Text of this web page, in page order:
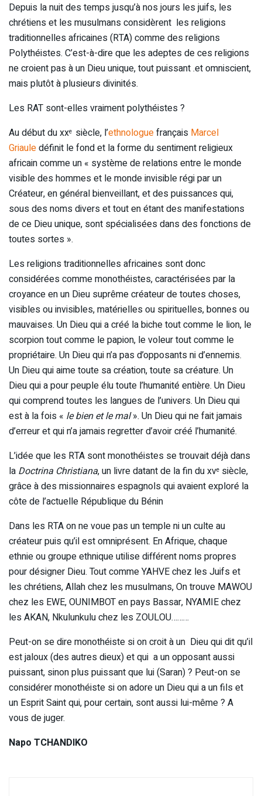
Depuis la nuit des temps jusqu’à nos jours les juifs, les
chrétiens et les musulmans considèrent les religions
traditionnelles africaines (RTA) comme des religions
Polythéistes. C’est-à-dire que les adeptes de ces religions
ne croient pas à un Dieu unique, tout puissant .et omniscient,
mais plutôt à plusieurs divinités.
Les RAT sont-elles vraiment polythéistes ?
Au début du xxe siècle, l’ethnologuefrançais Marcel
Griauledéfinit le fond et la forme du sentiment religieux
africain comme un « système de relations entre le monde
visible des hommes et le monde invisible régi par un
Créateur, en général bienveillant, et des puissances qui,
sous des noms divers et tout en étant des manifestations
de ce Dieu unique, sont spécialisées dans des fonctions de
toutes sortes ».
Les religions traditionnelles africaines sont donc
considérées comme monothéistes, caractérisées par la
croyance en un Dieu suprême créateur de toutes choses,
visibles ou invisibles, matérielles ou spirituelles, bonnes ou
mauvaises. Un Dieu qui a créé la biche tout comme le lion, le
scorpion tout comme le papion, le voleur tout comme le
propriétaire. Un Dieu qui n’a pas d’opposants ni d’ennemis.
Un Dieu qui aime toute sa création, toute sa créature. Un
Dieu qui a pour peuple élu toute l’humanité entière. Un Dieu
qui comprend toutes les langues de l’univers. Un Dieu qui
est à la fois « le bien et le mal». Un Dieu qui ne fait jamais
d’erreur et qui n’a jamais regretter d’avoir créé l’humanité.
L’idée que les RTA sont monothéistes se trouvait déjà dans
la Doctrina Christiana, un livre datant de la fin du xve siècle,
grâce à des missionnaires espagnols qui avaient exploré la
côte de l’actuelle République du Bénin
Dans les RTA on ne voue pas un temple ni un culte au
créateur puis qu’il est omniprésent. En Afrique, chaque
ethnie ou groupe ethnique utilise différent noms propres
pour désigner Dieu. Tout comme YAHVE chez les Juifs et
les chrétiens, Allah chez les musulmans, On trouve MAWOU
chez les EWE, OUNIMBOT en pays Bassar, NYAMIE chez
les AKAN, Nkulunkulu chez les ZOULOU………
Peut-on se dire monothéiste si on croit à un Dieu qui dit qu’il
est jaloux (des autres dieux) et qui a un opposant aussi
puissant, sinon plus puissant que lui (Saran) ? Peut-on se
considérer monothéiste si on adore un Dieu qui a un fils et
un Esprit Saint qui, pour certain, sont aussi lui-même ? A
vous de juger.
Napo TCHANDIKO